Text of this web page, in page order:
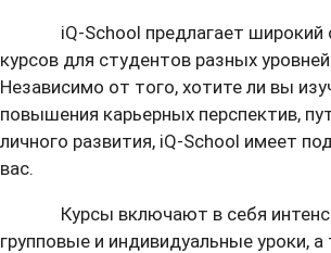
iQ-School предлагает
курсов для студентов разных
Независимо от того, хотите ли вы
повышения карьерных перспектив,
личного развития, iQ-School имеет
вас.
Курсы включают в себя
групповые и индивидуальные уроки,